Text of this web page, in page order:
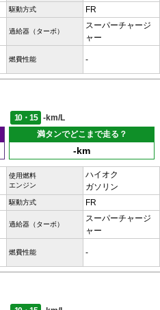
駆動方式 FR
過給器（ターボ）
スーパーチャージ
ャー
燃費性能 -
10・15
-km/L
満タンでどこまで走る？
-km
使用燃料
エンジン
ハイオク
ガソリン
駆動方式 FR
過給器（ターボ）
スーパーチャージ
ャー
燃費性能 -